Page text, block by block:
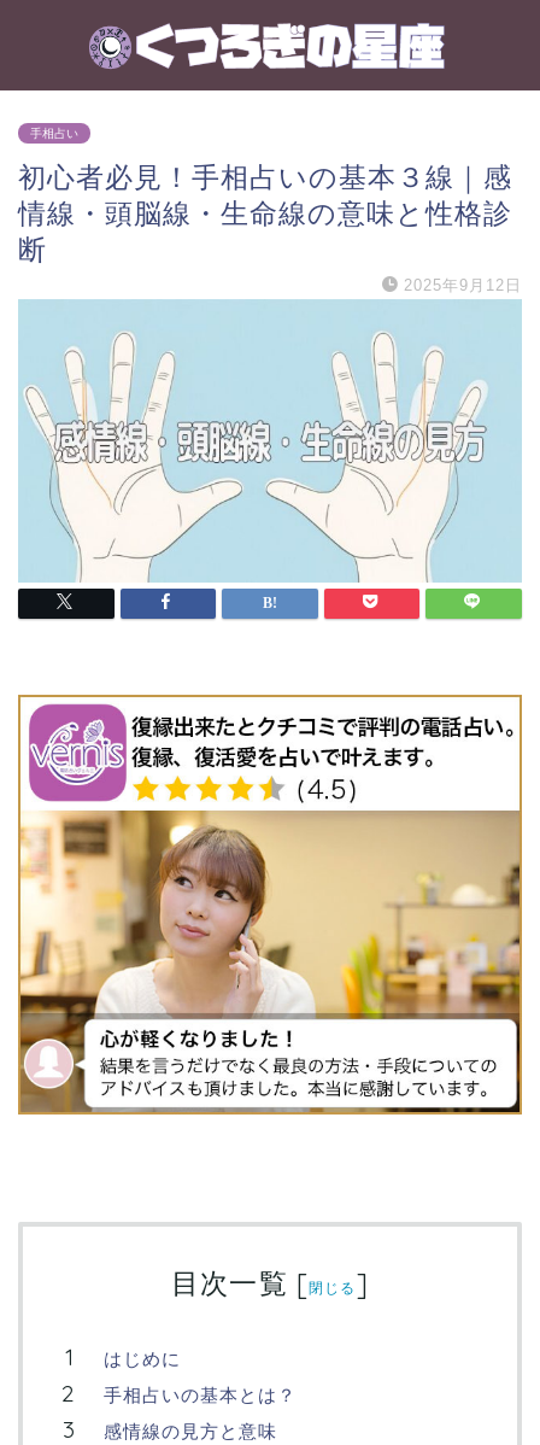
手相占い
初心者必見！手相占いの基本３線｜感
情線・頭脳線・生命線の意味と性格診
断
2025年9月12日
目次一覧 [閉じる ]
はじめに
手相占いの基本とは？
感情線の見方と意味